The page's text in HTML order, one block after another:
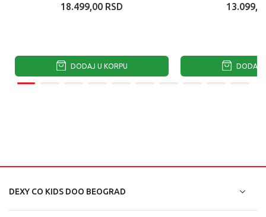
18.499,00 RSD
DODAJ U KORPU DODAJ
DEXY CO KIDS DOO BEOGRAD